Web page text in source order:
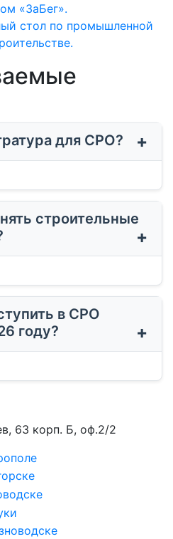
«ЗаБег».
стол по промышленной
для СРО?
строительные
в СРО
году?
63 корп. Б, оф.2/2